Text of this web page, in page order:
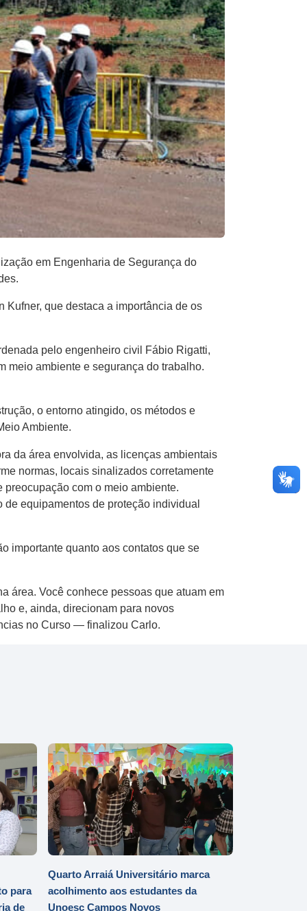
em Engenharia de Segurança do
que destaca a importância de os
pelo engenheiro civil Fábio Rigatti,
meio ambiente e segurança do trabalho.
o entorno atingido, os métodos e
Ambiente.
da área envolvida, as licenças ambientais
normas, locais sinalizados corretamente
com o meio ambiente.
equipamentos de proteção individual
importante quanto aos contatos que se
área. Você conhece pessoas que atuam em
e, ainda, direcionam para novos
no Curso — finalizou Carlo.
para
de
Quarto Arraiá Universitário marca
acolhimento aos estudantes da
Unoesc Campos Novos